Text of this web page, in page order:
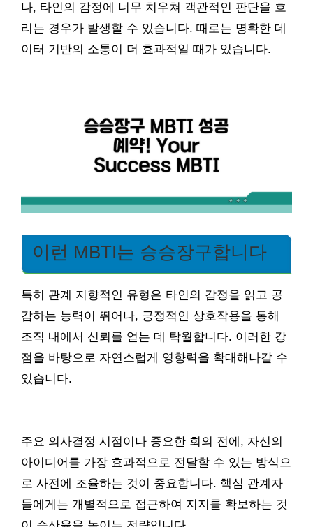
나, 타인의 감정에 너무 치우쳐 객관적인 판단을 흐
리는 경우가 발생할 수 있습니다. 때로는 명확한 데
이터 기반의 소통이 더 효과적일 때가 있습니다.
이런 MBTI는 승승장구합니다
특히 관계 지향적인 유형은 타인의 감정을 읽고 공
감하는 능력이 뛰어나, 긍정적인 상호작용을 통해
조직 내에서 신뢰를 얻는 데 탁월합니다. 이러한 강
점을 바탕으로 자연스럽게 영향력을 확대해나갈 수
있습니다.
주요 의사결정 시점이나 중요한 회의 전에, 자신의
아이디어를 가장 효과적으로 전달할 수 있는 방식으
로 사전에 조율하는 것이 중요합니다. 핵심 관계자
들에게는 개별적으로 접근하여 지지를 확보하는 것